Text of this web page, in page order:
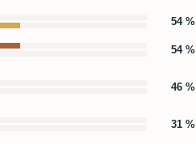
54 %
54 %
46 %
31 %